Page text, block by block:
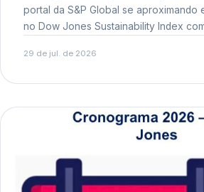
portal da S&P Global se aproximando
no Dow Jones Sustainability Index
29 de jul. de 2026